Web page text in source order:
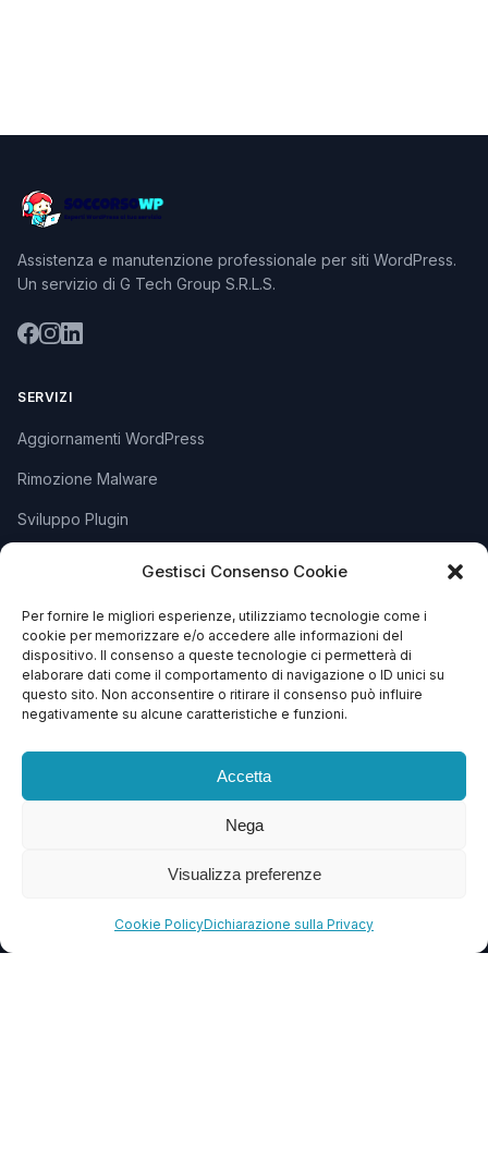
Gestisci Consenso Cookie
Per fornire le migliori esperienze, utilizziamo tecnologie come i
cookie per memorizzare e/o accedere alle informazioni del
dispositivo. Il consenso a queste tecnologie ci permetterà di
elaborare dati come il comportamento di navigazione o ID unici su
questo sito. Non acconsentire o ritirare il consenso può influire
negativamente su alcune caratteristiche e funzioni.
Accetta
Nega
Visualizza preferenze
Cookie PolicyDichiarazione sulla Privacy
Assistenza e manutenzione professionale per siti WordPress.
Un servizio di G Tech Group S.R.L.S.
SERVIZI
Aggiornamenti WordPress
Rimozione Malware
Sviluppo Plugin
SUPPORTO
Apri Ticket
Contattaci
Blog
FAQ